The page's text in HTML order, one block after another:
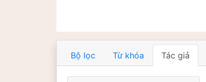
Bộ lọc Từ khóa Tác giả